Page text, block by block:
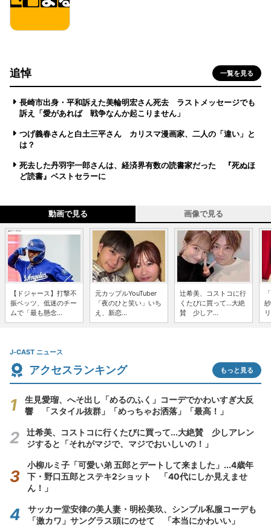
追悼 一覧を見る
長崎市出身・平和訴えた美輪明宏さん死去 ラストメッセージでも
訴え「愛があれば 戦争なんか起こりません」
つげ義春さんと白土三平さん カリスマ漫画家、二人の「違い」と
は？
死去した丹羽宇一郎さんは、経済界有数の読書家だった 『死ぬほ
ど読書』ベストセラーに
動画で見る 画像で見る
【ドジャース】打撃不
振ベッツ、低迷のチー
ムで「最も懸念...
元カップルYouTuber
「夜のひと笑い」いち
え、新恋...
辻希美、コストコに行
くたびに買って...大絶
賛 少しア...
J-CAST ニュース
アクセスランキング もっと見る
生見愛瑠、へそ出し「めるのふく」コーデでかわいすぎ大反
響 「スタイル抜群」「めっちゃお洒落」「最高！」
辻希美、コストコに行くたびに買って...大絶賛 少しアレン
ジすると「それがマジで、マジでおいしいの！」
小柳ルミ子「可愛い弟 五郎とデートして来ました」...4歳年
下・野口五郎とステキ2ショット 「40代にしか見えませ
ん！」
サッカー堂安律の美人妻・明松美玖、シンプル私服コーデも
「激カワ」サングラス頭にのせて 「本当にかわいい」